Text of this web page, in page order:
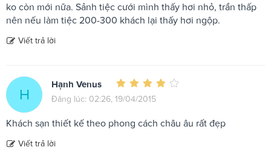
ko còn mới nữa. Sảnh tiệc cưới mình thấy hơi nhỏ, trần thấp
nên nếu làm tiệc 200-300 khách lại thấy hơi ngộp.
Viết trả lời
H
Hạnh Venus
Đăng lúc: 02:26, 19/04/2015
Khách sạn thiết kế theo phong cách châu âu rất đẹp
Viết trả lời